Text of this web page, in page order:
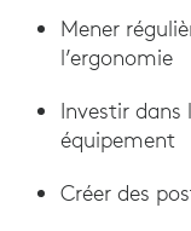
Mener
l’ergonomie
Investir
équipement
Créer des